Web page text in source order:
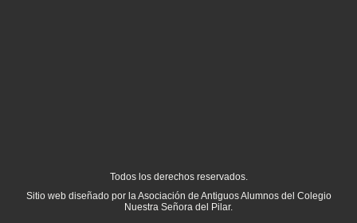
Todos los derechos reservados.
Sitio web diseñado por la Asociación de Antiguos Alumnos del Colegio
Nuestra Señora del Pilar.